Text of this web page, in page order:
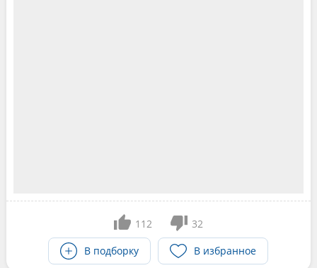
112
32
В подборку
В избранное